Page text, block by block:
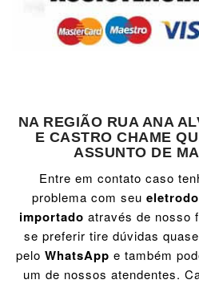
NA REGIÃO RUA ANA
E CASTRO CHAME
ASSUNTO DE
Entre em contato caso
problema com seu
importado através de nosso
se preferir tire dúvidas
pelo WhatsApp e também
um de nossos atendentes.